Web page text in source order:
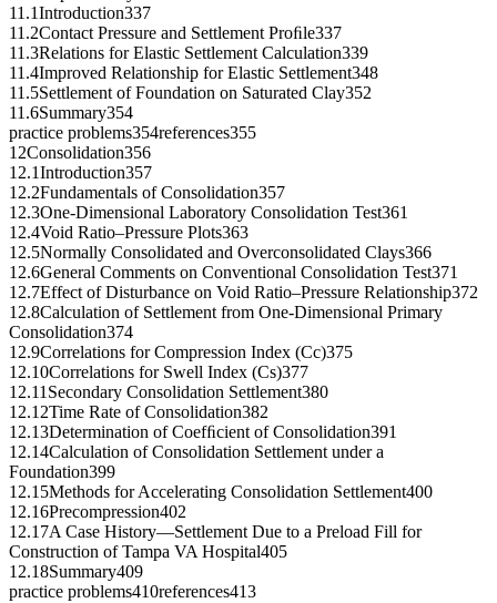
11.1Introduction337
11.2Contact Pressure and Settlement Proﬁle337
11.3Relations for Elastic Settlement Calculation339
11.4Improved Relationship for Elastic Settlement348
11.5Settlement of Foundation on Saturated Clay352
11.6Summary354
practice problems354references355
12Consolidation356
12.1Introduction357
12.2Fundamentals of Consolidation357
12.3One-Dimensional Laboratory Consolidation Test361
12.4Void Ratio–Pressure Plots363
12.5Normally Consolidated and Overconsolidated Clays366
12.6General Comments on Conventional Consolidation Test371
12.7Effect of Disturbance on Void Ratio–Pressure Relationship372
12.8Calculation of Settlement from One-Dimensional Primary
Consolidation374
12.9Correlations for Compression Index (Cc)375
12.10Correlations for Swell Index (Cs)377
12.11Secondary Consolidation Settlement380
12.12Time Rate of Consolidation382
12.13Determination of Coefﬁcient of Consolidation391
12.14Calculation of Consolidation Settlement under a
Foundation399
12.15Methods for Accelerating Consolidation Settlement400
12.16Precompression402
12.17A Case History—Settlement Due to a Preload Fill for
Construction of Tampa VA Hospital405
12.18Summary409
practice problems410references413